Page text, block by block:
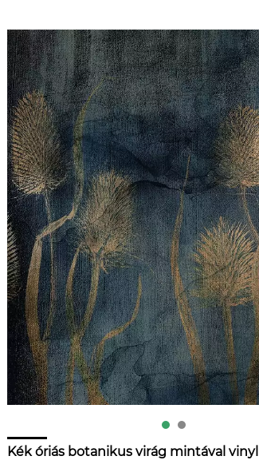
Kék óriás botanikus virág mintával